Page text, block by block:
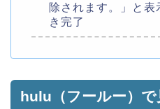
除されます。」と
き完了
hulu（フールー）